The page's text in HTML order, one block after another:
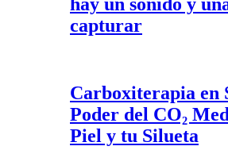
capturar
Carboxiterapia en
Poder del CO₂
Piel y tu Silueta